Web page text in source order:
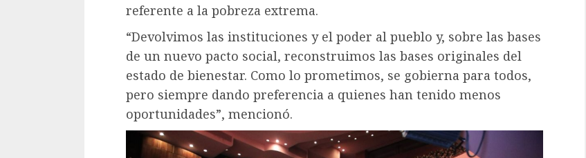
referente a la pobreza extrema.
“Devolvimos las instituciones y el poder al pueblo y, sobre las bases
de un nuevo pacto social, reconstruimos las bases originales del
estado de bienestar. Como lo prometimos, se gobierna para todos,
pero siempre dando preferencia a quienes han tenido menos
oportunidades”, mencionó.